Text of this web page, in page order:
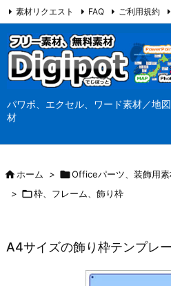
パワポ、エクセル、ワード素材／地
材
素材リクエスト FAQ ご利用規約
当サイト（Digipot.net）について
ホーム > Officeパーツ、装飾用
> 枠、フレーム、飾り枠
A4サイズの飾り枠テンプレ